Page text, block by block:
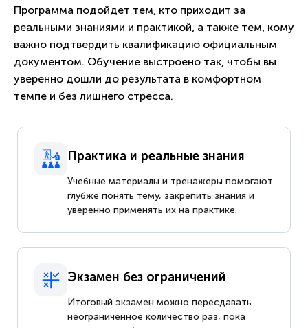
Программа подойдет тем, кто приходит за
реальными знаниями и практикой, а также тем, кому
важно подтвердить квалификацию официальным
документом. Обучение выстроено так, чтобы вы
уверенно дошли до результата в комфортном
темпе и без лишнего стресса.
Практика и реальные знания
Учебные материалы и тренажеры помогают
глубже понять тему, закрепить знания и
уверенно применять их на практике.
Экзамен без ограничений
Итоговый экзамен можно пересдавать
неограниченное количество раз, пока